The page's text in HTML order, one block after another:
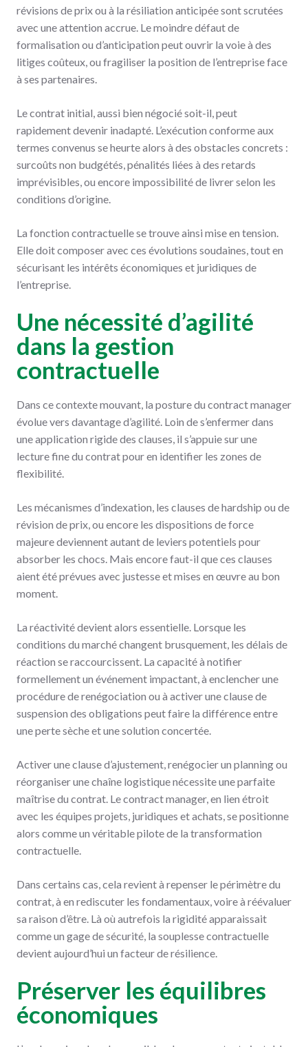
révisions de prix ou à la résiliation anticipée sont scrutées
avec une attention accrue. Le moindre défaut de
formalisation ou d’anticipation peut ouvrir la voie à des
litiges coûteux, ou fragiliser la position de l’entreprise face
à ses partenaires.
Le contrat initial, aussi bien négocié soit-il, peut
rapidement devenir inadapté. L’exécution conforme aux
termes convenus se heurte alors à des obstacles concrets :
surcoûts non budgétés, pénalités liées à des retards
imprévisibles, ou encore impossibilité de livrer selon les
conditions d’origine.
La fonction contractuelle se trouve ainsi mise en tension.
Elle doit composer avec ces évolutions soudaines, tout en
sécurisant les intérêts économiques et juridiques de
l’entreprise.
Une nécessité d’agilité
dans la gestion
contractuelle
Dans ce contexte mouvant, la posture du contract manager
évolue vers davantage d’agilité. Loin de s’enfermer dans
une application rigide des clauses, il s’appuie sur une
lecture fine du contrat pour en identifier les zones de
flexibilité.
Les mécanismes d’indexation, les clauses de hardship ou de
révision de prix, ou encore les dispositions de force
majeure deviennent autant de leviers potentiels pour
absorber les chocs. Mais encore faut-il que ces clauses
aient été prévues avec justesse et mises en œuvre au bon
moment.
La réactivité devient alors essentielle. Lorsque les
conditions du marché changent brusquement, les délais de
réaction se raccourcissent. La capacité à notifier
formellement un événement impactant, à enclencher une
procédure de renégociation ou à activer une clause de
suspension des obligations peut faire la différence entre
une perte sèche et une solution concertée.
Activer une clause d’ajustement, renégocier un planning ou
réorganiser une chaîne logistique nécessite une parfaite
maîtrise du contrat. Le contract manager, en lien étroit
avec les équipes projets, juridiques et achats, se positionne
alors comme un véritable pilote de la transformation
contractuelle.
Dans certains cas, cela revient à repenser le périmètre du
contrat, à en rediscuter les fondamentaux, voire à réévaluer
sa raison d’être. Là où autrefois la rigidité apparaissait
comme un gage de sécurité, la souplesse contractuelle
devient aujourd’hui un facteur de résilience.
Préserver les équilibres
économiques